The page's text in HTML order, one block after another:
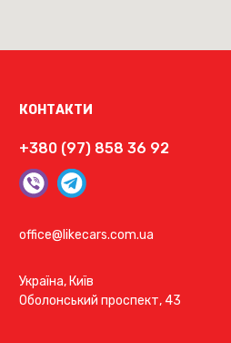
КОНТАКТИ
+380 (97) 858 36 92
office@likecars.com.ua
Україна, Київ
Оболонський проспект, 43